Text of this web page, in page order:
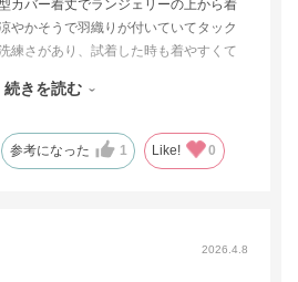
カバー着丈でランジェリーの上から着
やかそうで羽織りが付いていてタック
練さがあり、試着した時も着やすくて
んと知的で素敵な印象が続いて着て行
続きを読む
参考になった 1 Like! 0
2026.4.8